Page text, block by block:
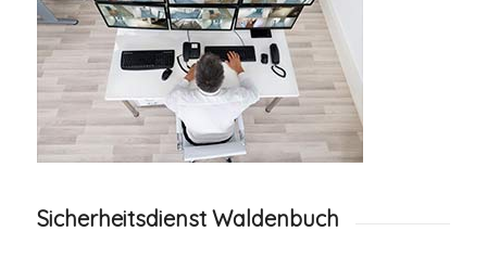
Sicherheitsdienst Waldenbuch